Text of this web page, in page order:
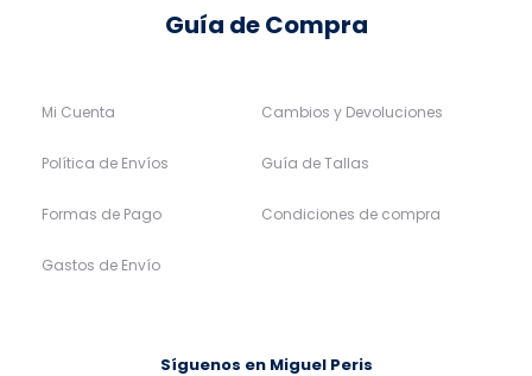
Guía de Compra
Mi Cuenta
Política de Envíos
Formas de Pago
Gastos de Envío
Cambios y Devoluciones
Guía de Tallas
Condiciones de compra
Síguenos en Miguel Peris